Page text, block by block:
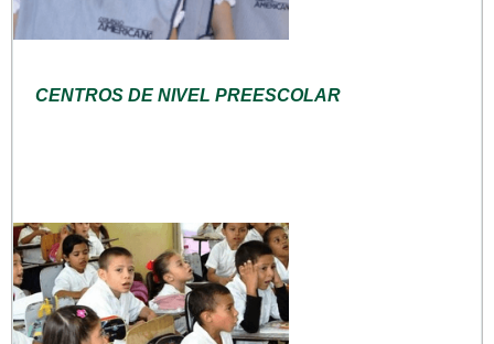
CENTROS DE NIVEL PREESCOLAR